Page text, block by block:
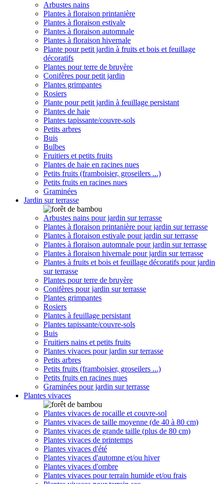
Arbustes nains
Plantes à floraison printanière
Plantes à floraison estivale
Plantes à floraison automnale
Plantes à floraison hivernale
Plante pour petit jardin à fruits et bois et feuillage
décoratifs
Plantes pour terre de bruyère
Conifères pour petit jardin
Plantes grimpantes
Rosiers
Plante pour petit jardin à feuillage persistant
Plantes de haie
Plantes tapissante/couvre-sols
Petits arbres
Buis
Bulbes
Fruitiers et petits fruits
Plantes de haie en racines nues
Petits fruits (framboisier, groseilers ...)
Petits fruits en racines nues
Graminées
Jardin sur terrasse
Arbustes nains pour jardin sur terrasse
Plantes à floraison printanière pour jardin sur terrasse
Plantes à floraison estivale pour jardin sur terrasse
Plantes à floraison automnale pour jardin sur terrasse
Plantes à floraison hivernale pour jardin sur terrasse
Plantes à fruits et bois et feuillage décoratifs pour jardin
sur terrasse
Plantes pour terre de bruyère
Conifères pour jardin sur terrasse
Plantes grimpantes
Rosiers
Plantes à feuillage persistant
Plantes tapissante/couvre-sols
Buis
Fruitiers nains et petits fruits
Plantes vivaces pour jardin sur terrasse
Petits arbres
Petits fruits (framboisier, groseilers ...)
Petits fruits en racines nues
Graminées pour jardin sur terrasse
Plantes vivaces
Plantes vivaces de rocaille et couvre-sol
Plantes vivaces de taille moyenne (de 40 à 80 cm)
Plantes vivaces de grande taille (plus de 80 cm)
Plantes vivaces de printemps
Plantes vivaces d'été
Plantes vivaces d'automne et/ou hiver
Plantes vivaces d'ombre
Plantes vivaces pour terrain humide et/ou frais